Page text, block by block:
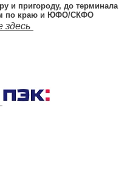
и пригороду, до терминала
по краю и ЮФО/СКФО
здесь